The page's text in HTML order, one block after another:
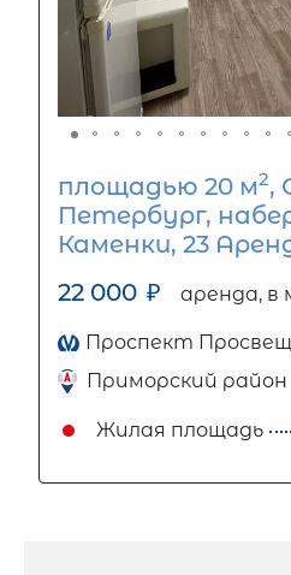
площадью 20 м2,
Петербург,
Каменки, 23
22 000 ₽ аренда, в
Проспект
Приморский район
Жилая площадь